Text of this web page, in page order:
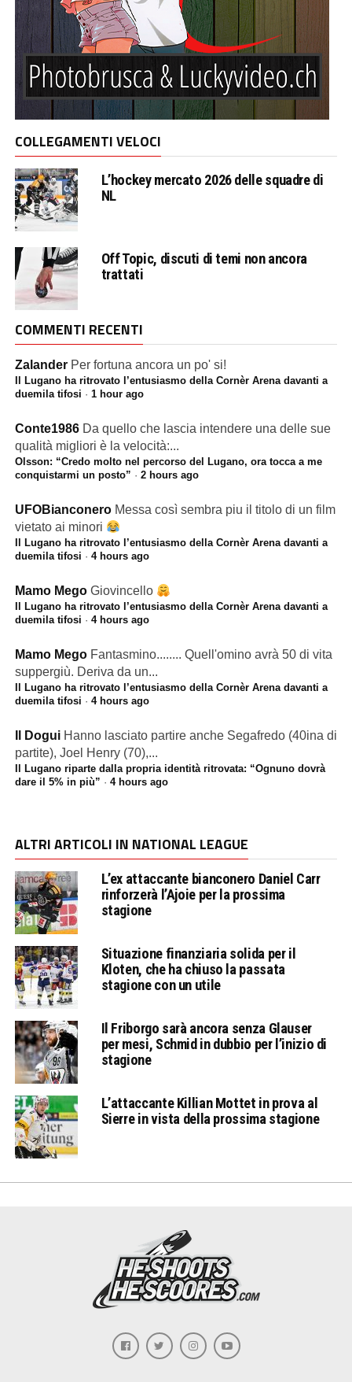
COLLEGAMENTI VELOCI
L’hockey mercato 2026 delle squadre di
NL
Off Topic, discuti di temi non ancora
trattati
COMMENTI RECENTI
Zalander Per fortuna ancora un po' si!
Il Lugano ha ritrovato l’entusiasmo della Cornèr Arena davanti a
duemila tifosi · 1 hour ago
Conte1986 Da quello che lascia intendere una delle sue
qualità migliori è la velocità:...
Olsson: “Credo molto nel percorso del Lugano, ora tocca a me
conquistarmi un posto” · 2 hours ago
UFOBianconero Messa così sembra piu il titolo di un film
vietato ai minori
Il Lugano ha ritrovato l’entusiasmo della Cornèr Arena davanti a
duemila tifosi · 4 hours ago
Mamo Mego Giovincello
Il Lugano ha ritrovato l’entusiasmo della Cornèr Arena davanti a
duemila tifosi · 4 hours ago
Mamo Mego Fantasmino........ Quell'omino avrà 50 di vita
suppergiù. Deriva da un...
Il Lugano ha ritrovato l’entusiasmo della Cornèr Arena davanti a
duemila tifosi · 4 hours ago
Il Dogui Hanno lasciato partire anche Segafredo (40ina di
partite), Joel Henry (70),...
Il Lugano riparte dalla propria identità ritrovata: “Ognuno dovrà
dare il 5% in più” · 4 hours ago
ALTRI ARTICOLI IN NATIONAL LEAGUE
L’ex attaccante bianconero Daniel Carr
rinforzerà l’Ajoie per la prossima
stagione
Situazione finanziaria solida per il
Kloten, che ha chiuso la passata
stagione con un utile
Il Friborgo sarà ancora senza Glauser
per mesi, Schmid in dubbio per l’inizio di
stagione
L’attaccante Killian Mottet in prova al
Sierre in vista della prossima stagione